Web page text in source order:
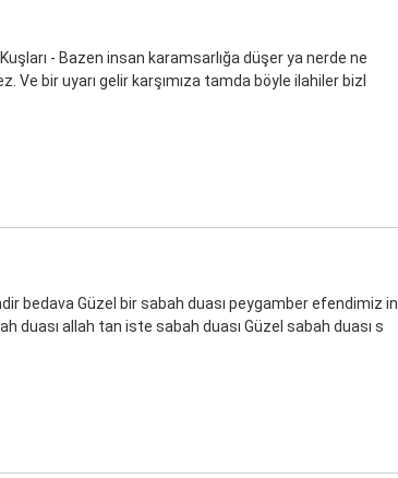
- Bazen insan karamsarlığa düşer ya nerde ne
Ve bir uyarı gelir karşımıza tamda böyle ilahiler bizl
bedava Güzel bir sabah duası peygamber efendimiz in
duası allah tan iste sabah duası Güzel sabah duası s